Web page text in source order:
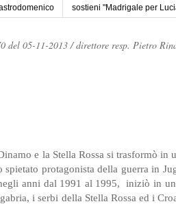
sostieni "Madrigale per
del 05-11-2013 /direttore resp. Pietro
e la Stella Rossa si trasformò in
protagonista della guerra in
anni dal 1991 al 1995,
iniziò in
i serbi della Stella Rossa ed i